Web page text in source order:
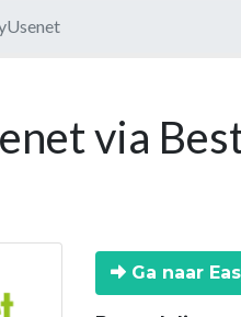
via
Ga naar